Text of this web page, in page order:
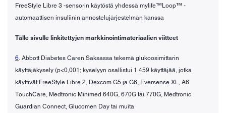
FreeStyle Libre 3 -sensorin käytöstä yhdessä mylife™Loop™ -
automaattisen insuliinin annostelujärjestelmän kanssa
Tälle sivulle linkitettyjen markkinointimateriaalien viitteet
6. Abbott Diabetes Caren Saksassa tekemä glukoosimittarin
käyttäjäkysely (p<0,001; kyselyyn osallistui 1 459 käyttäjää, jotka
käyttivät FreeStyle Libre 2, Dexcom G5 ja G6, Eversense XL, A6
TouchCare, Medtronic Minimed 640G, 670G tai 770G, Medtronic
Guardian Connect, Glucomen Day tai muita